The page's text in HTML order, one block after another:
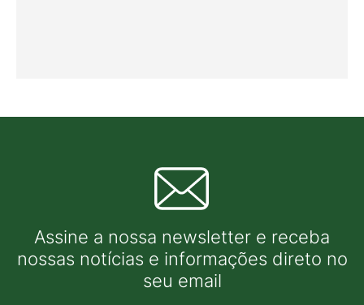
Assine a nossa newsletter e receba
nossas notícias e informações direto no
seu email